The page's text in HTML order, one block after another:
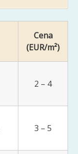
Cena
(EUR/m²)
2 – 4
3 – 5